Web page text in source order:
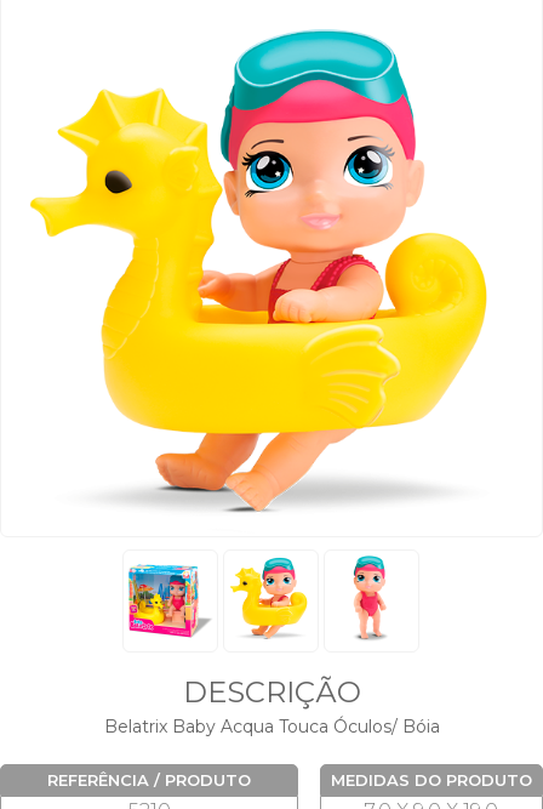
DESCRIÇÃO
Belatrix Baby Acqua Touca Óculos/ Bóia
REFERÊNCIA / PRODUTO MEDIDAS DO PRODUTO